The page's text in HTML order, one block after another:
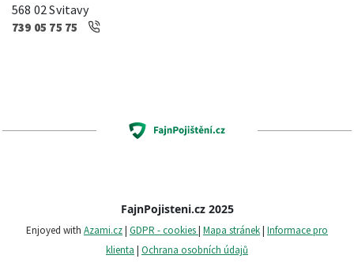
568 02 Svitavy
739 05 75 75
FajnPojisteni.cz 2025
Enjoyed with Azami.cz| GDPR - cookies| Mapa stránek| Informace pro
klienta | Ochrana osobních údajů